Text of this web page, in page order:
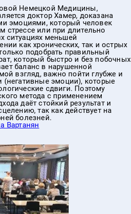
Немецкой Медицины,
доктор Хамер, доказана
эмоциями, который человек
стрессе или при длительно
ситуациях меньшей
как хронических, так и острых
подобрать правильный
который быстро и без побочных
баланс в нарушенной
взгляд, важно пойти глубже и
(негативные эмоции), которые
сдвиги. Поэтому
метода с применением
даёт стойкий результат и
так как действует на
болезней.
Вартанян